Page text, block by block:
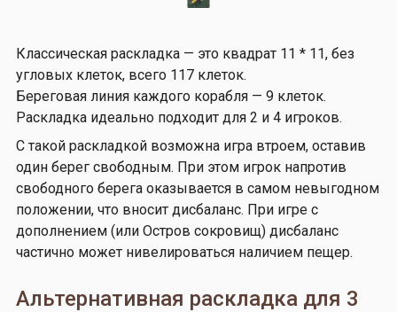
Классическая раскладка — это квадрат 11 * 11, без
угловых клеток, всего 117 клеток.
Береговая линия каждого корабля — 9 клеток.
Раскладка идеально подходит для 2 и 4 игроков.
С такой раскладкой возможна игра втроем, оставив
один берег свободным. При этом игрок напротив
свободного берега оказывается в самом невыгодном
положении, что вносит дисбаланс. При игре с
дополнением (или Остров сокровищ) дисбаланс
частично может нивелироваться наличием пещер.
Альтернативная раскладка для 3